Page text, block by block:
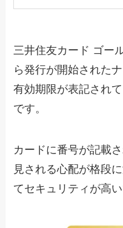
三井住友カード ゴー
ら発行が開始された
有効期限が表記され
です。
カードに番号が記載
見される心配が格段
てセキュリティが高い